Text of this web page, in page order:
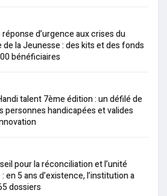
d’urgence aux crises du
de la Jeunesse : des kits et des fonds
bénéficiaires
talent 7ème édition : un défilé de
personnes handicapées et valides
pour la réconciliation et l’unité
en 5 ans d’existence, l’institution a
dossiers